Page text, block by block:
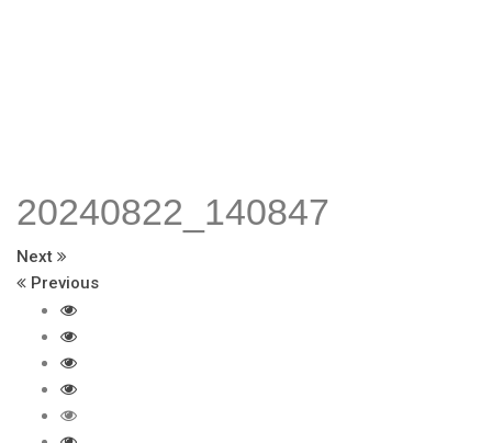
20240822_140847
Next
Previous